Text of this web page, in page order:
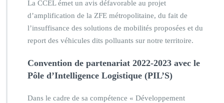
La CCEL émet un avis défavorable au projet
d’amplification de la ZFE métropolitaine, du fait de
l’insuffisance des solutions de mobilités proposées et du
report des véhicules dits polluants sur notre territoire.
Convention de partenariat 2022-2023 avec le
Pôle d’Intelligence Logistique (PIL’S)
Dans le cadre de sa compétence « Développement